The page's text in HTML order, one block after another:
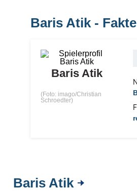
Baris Atik -
Baris Atik
(Foto: imago/Christian
Schroedter)
Baris Atik